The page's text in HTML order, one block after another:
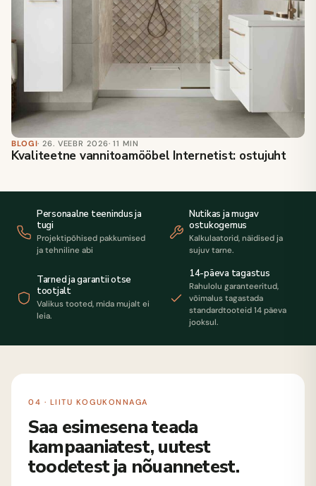
BLOGI· 26. VEEBR 2026· 11 MIN
Kvaliteetne vannitoamööbel Internetist: ostujuht
Personaalne teenindus ja
tugi
Projektipõhised pakkumised
ja tehniline abi
Nutikas ja mugav
ostukogemus
Kalkulaatorid, näidised ja
sujuv tarne.
Tarned ja garantii otse
tootjalt
Valikus tooted, mida mujalt ei
leia.
14-päeva tagastus
Rahulolu garanteeritud,
võimalus tagastada
standardtooteid 14 päeva
jooksul.
04 · LIITU KOGUKONNAGA
Saa esimesena teada
kampaaniatest, uutest
toodetest ja nõuannetest.